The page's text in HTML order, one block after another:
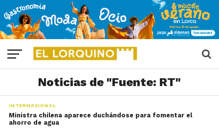
Noticias de "Fuente: RT"
INTERNACIONAL
Ministra chilena aparece duchándose para fomentar el
ahorro de agua